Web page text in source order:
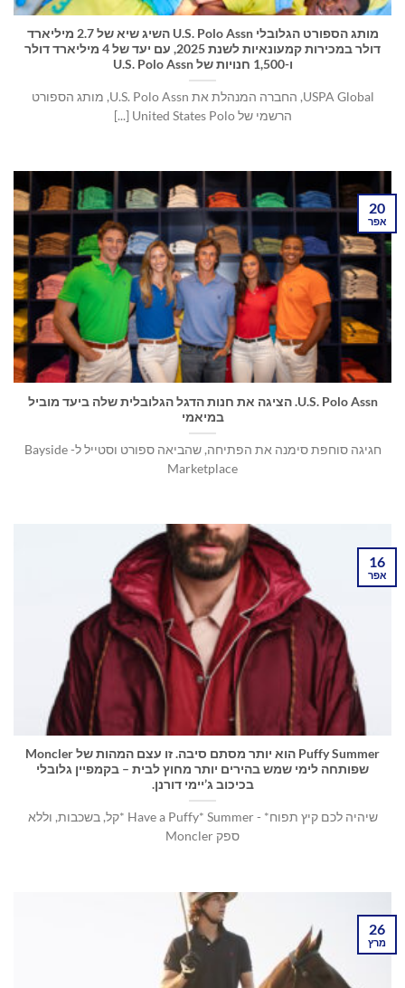
מותג הספורט הגלובלי U.S. Polo Assn השיג שיא של 2.7 מיליארד
דולר במכירות קמעונאיות לשנת 2025, עם יעד של 4 מיליארד דולר
ו-1,500 חנויות של U.S. Polo Assn
USPA Global, החברה המנהלת את U.S. Polo Assn, מותג הספורט
הרשמי של United States Polo [...]
U.S. Polo Assn. הציגה את חנות הדגל הגלובלית שלה ביעד מוביל
במיאמי
חגיגה סוחפת סימנה את הפתיחה, שהביאה ספורט וסטייל ל- Bayside
Marketplace
20
אפר
Puffy Summer הוא יותר מסתם סיבה. זו עצם המהות של Moncler
שפותחה לימי שמש בהירים יותר מחוץ לבית – בקמפיין גלובלי
בכיכוב ג’יימי דורנן.
שיהיה לכם קיץ תפוח* - Have a Puffy* Summer *קל, בשכבות, וללא
ספק Moncler
16
אפר
26
מרץ